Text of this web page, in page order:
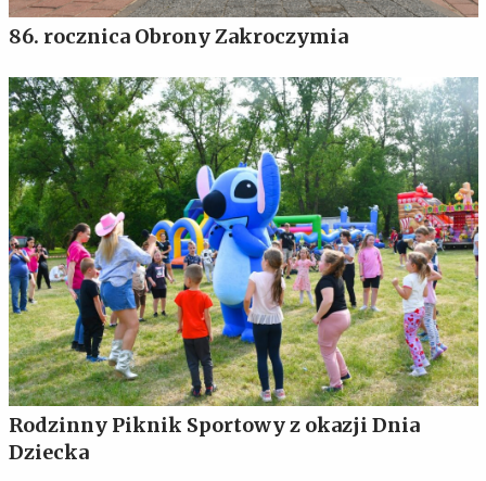
86. rocznica Obrony Zakroczymia
Rodzinny Piknik Sportowy z okazji Dnia
Dziecka